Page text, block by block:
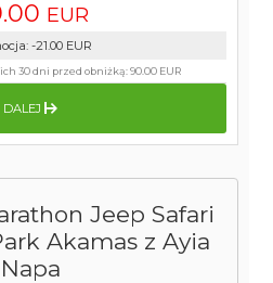
Jeep Safari
Akamas z Ayia
Napa
EUR
: -21.00 EUR
30 dni przed obniżką:90.00 EUR
DALEJ